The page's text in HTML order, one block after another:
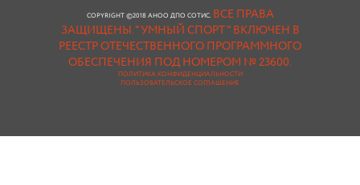
COPYRIGHT ©2018 АНОО ДПО СОТИС. ВСЕ ПРАВА
ЗАЩИЩЕНЫ."УМНЫЙ СПОРТ " ВКЛЮЧЕН В
РЕЕСТР ОТЕЧЕСТВЕННОГО ПРОГРАММНОГО
ОБЕСПЕЧЕНИЯ ПОД НОМЕРОМ № 23600.
ПОЛИТИКА КОНФИДЕНЦИАЛЬНОСТИ
ПОЛЬЗОВАТЕЛЬСКОЕ СОГЛАШЕНИЕ